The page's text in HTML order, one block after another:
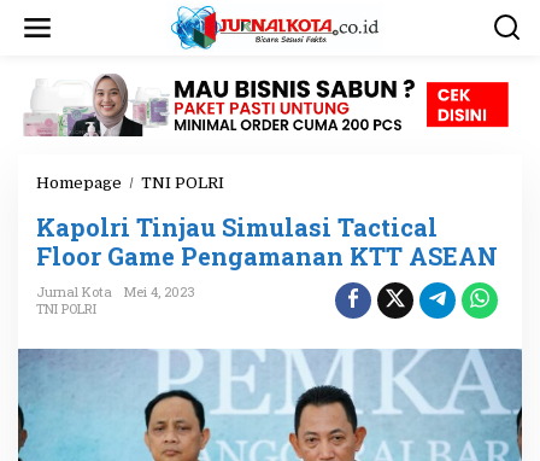
Homepage / TNI POLRI
p
l
n
a
u
Kapolri Tinjau Simulasi Tactical
Floor Game Pengamanan KTT ASEAN
Jurnal Kota
Mei 4, 2023
TNI POLRI